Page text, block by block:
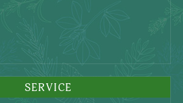
SERVICE